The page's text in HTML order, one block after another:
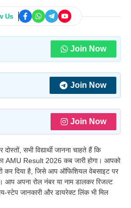
Us
Join Now
Join Now
Join Now
दोस्तों, सभी विद्यार्थी जानना चाहते हैं कि
Result 2026 कब जारी होगा। आपको
कर दिया है, जिसे आप ऑफिशियल वेबसाइट पर
अपना रोल नंबर या नाम डालकर रिजल्ट
जानकारी और डायरेक्ट लिंक भी मिल